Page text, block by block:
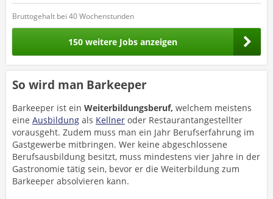
Bruttogehalt bei 40 Wochenstunden
150 weitere Jobs anzeigen
So wird man Barkeeper
Barkeeper ist ein Weiterbildungsberuf, welchem meistens
eine Ausbildung als Kellner oder Restaurantangestellter
vorausgeht. Zudem muss man ein Jahr Berufserfahrung im
Gastgewerbe mitbringen. Wer keine abgeschlossene
Berufsausbildung besitzt, muss mindestens vier Jahre in der
Gastronomie tätig sein, bevor er die Weiterbildung zum
Barkeeper absolvieren kann.